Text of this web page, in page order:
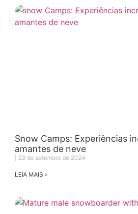
Snow Camps: Experiências
amantes de neve
23 de setembro de 2024
LEIA MAIS »